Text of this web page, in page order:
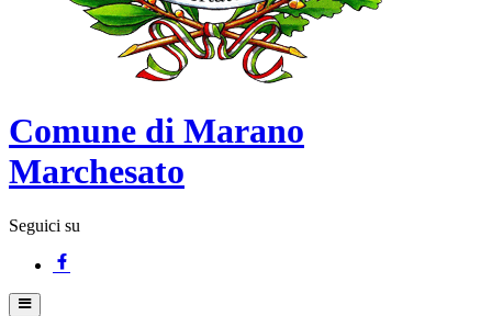
Comune di Marano
Marchesato
Seguici su